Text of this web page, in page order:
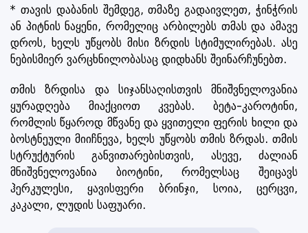
* თავის დაბანის შემდეგ, თმაზე გადაივლეთ, ჭინჭრის
ან პიტნის ნაყენი, რომელიც არბილებს თმას და ამავე
დროს, ხელს უწყობს მისი ზრდის სტიმულირებას. ასე
ნებისმიერ ვარცხნილობასაც დიდხანს შეინარჩუნებთ.
თმის ზრდისა და სიჯანსაღისთვის მნიშვნელოვანია
ყურადღება მიაქციოთ კვებას. ბეტა-კაროტინი,
რომლის წყაროდ მწვანე და ყვითელი ფერის ხილი და
ბოსტნეული მიიჩნევა, ხელს უწყობს თმის ზრდას. თმის
სტრუქტურის განვითარებისთვის, ასევე, ძალიან
მნიშვნელოვანია ბიოტინი, რომელსაც შეიცავს
ჰერკულესი, ყავისფერი ბრინჯი, სოია, ცერცვი,
კაკალი, ლუდის საფუარი.